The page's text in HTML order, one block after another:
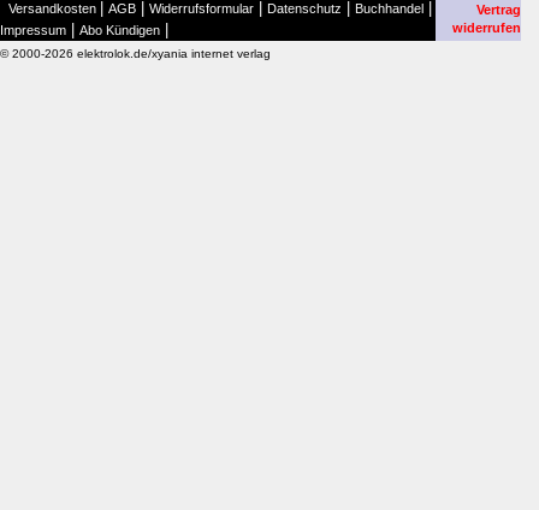
Versandkosten AGB Widerrufsformular Datenschutz Buchhandel
Impressum Abo Kündigen
Vertrag
widerrufen
© 2000-2026 elektrolok.de/xyania internet verlag